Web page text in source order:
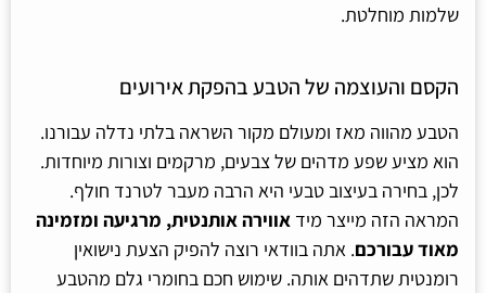
שלמות מוחלטת.
הקסם והעוצמה של הטבע בהפקת אירועים
הטבע מהווה מאז ומעולם מקור השראה בלתי נדלה עבורנו.
הוא מציע שפע מדהים של צבעים, מרקמים וצורות מיוחדות.
לכן, בחירה בעיצוב טבעי היא הרבה מעבר לטרנד חולף.
המראה הזה מייצר מיד אווירה אותנטית, מרגיעה ומזמינה
מאוד עבורכם. אתה בוודאי רוצה להפיק הצעת נישואין
רומנטית שתדהים אותה. שימוש חכם בחומרי גלם מהטבע